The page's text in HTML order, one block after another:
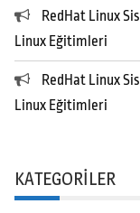
RedHat Linux
Linux Eğitimleri
RedHat Linux
Linux Eğitimleri
KATEGORILER